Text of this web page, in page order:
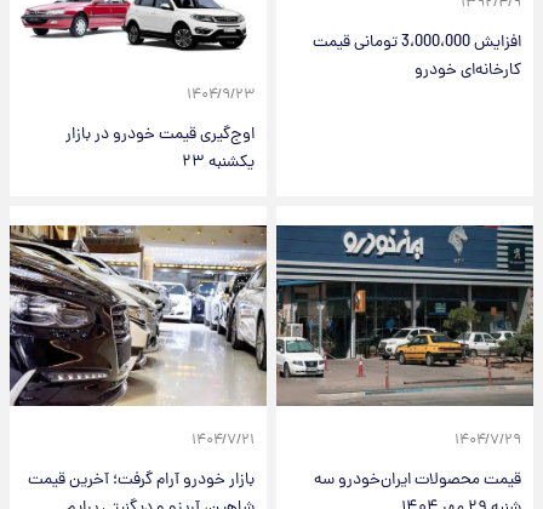
افزایش 3،000،000 تومانی قیمت
کارخانه‌ای خودرو
۱۴۰۴/۹/۲۳
اوج‌گیری قیمت خودرو در بازار
یکشنبه ۲۳
۱۴۰۴/۷/۲۹
قیمت محصولات ایران‌خودرو سه
۱۴۰۴/۷/۲۱
بازار خودرو آرام گرفت؛ آخرین قیمت